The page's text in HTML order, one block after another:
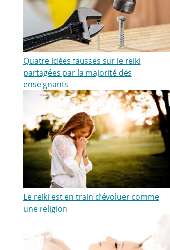
Quatre idées fausses sur le reiki
partagées par la majorité des
enseignants
Le reiki est en train d’évoluer comme
une religion